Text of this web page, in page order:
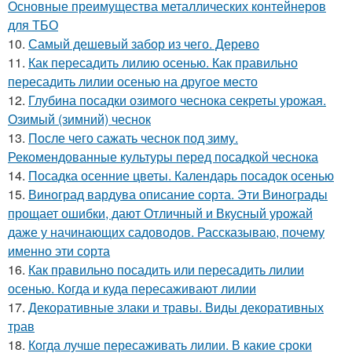
Основные преимущества металлических контейнеров
для ТБО
10. Самый дешевый забор из чего. Дерево
11. Как пересадить лилию осенью. Как правильно
пересадить лилии осенью на другое место
12. Глубина посадки озимого чеснока секреты урожая.
Озимый (зимний) чеснок
13. После чего сажать чеснок под зиму.
Рекомендованные культуры перед посадкой чеснока
14. Посадка осенние цветы. Календарь посадок осенью
15. Виноград вардува описание сорта. Эти Винограды
прощает ошибки, дают Отличный и Вкусный урожай
даже у начинающих садоводов. Рассказываю, почему
именно эти сорта
16. Как правильно посадить или пересадить лилии
осенью. Когда и куда пересаживают лилии
17. Декоративные злаки и травы. Виды декоративных
трав
18. Когда лучше пересаживать лилии. В какие сроки